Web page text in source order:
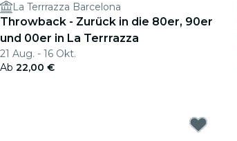
La Terrrazza Barcelona
Throwback - Zurück in die 80er, 90er
und 00er in La Terrrazza
21 Aug. - 16 Okt.
Ab 22,00 €